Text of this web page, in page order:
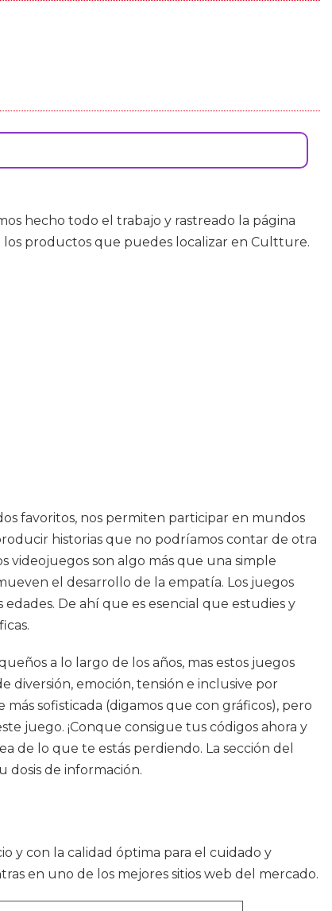
hecho todo el trabajo y rastreado la página
los productos que puedes localizar en Cultture.
favoritos, nos permiten participar en mundos
historias que no podríamos contar de otra
videojuegos son algo más que una simple
el desarrollo de la empatía. Los juegos
De ahí que es esencial que estudies y
a lo largo de los años, mas estos juegos
diversión, emoción, tensión e inclusive por
sofisticada (digamos que con gráficos), pero
juego. ¡Conque consigue tus códigos ahora y
de lo que te estás perdiendo. La sección del
dosis de información.
y con la calidad óptima para el cuidado y
en uno de los mejores sitios web del mercado.